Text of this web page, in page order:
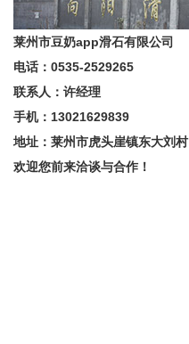
莱州市豆奶app滑石有限公司
电话：0535-2529265
联系人：许经理
手机：13021629839
地址：莱州市虎头崖镇东大刘村
欢迎您前来洽谈与合作！